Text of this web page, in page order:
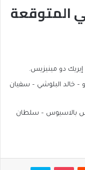
المتوقعة
إيريك دو مينيزيس.
– خالد البلوشي – سفيان
بالاسيوس – سلطان
بوكيت سكايب